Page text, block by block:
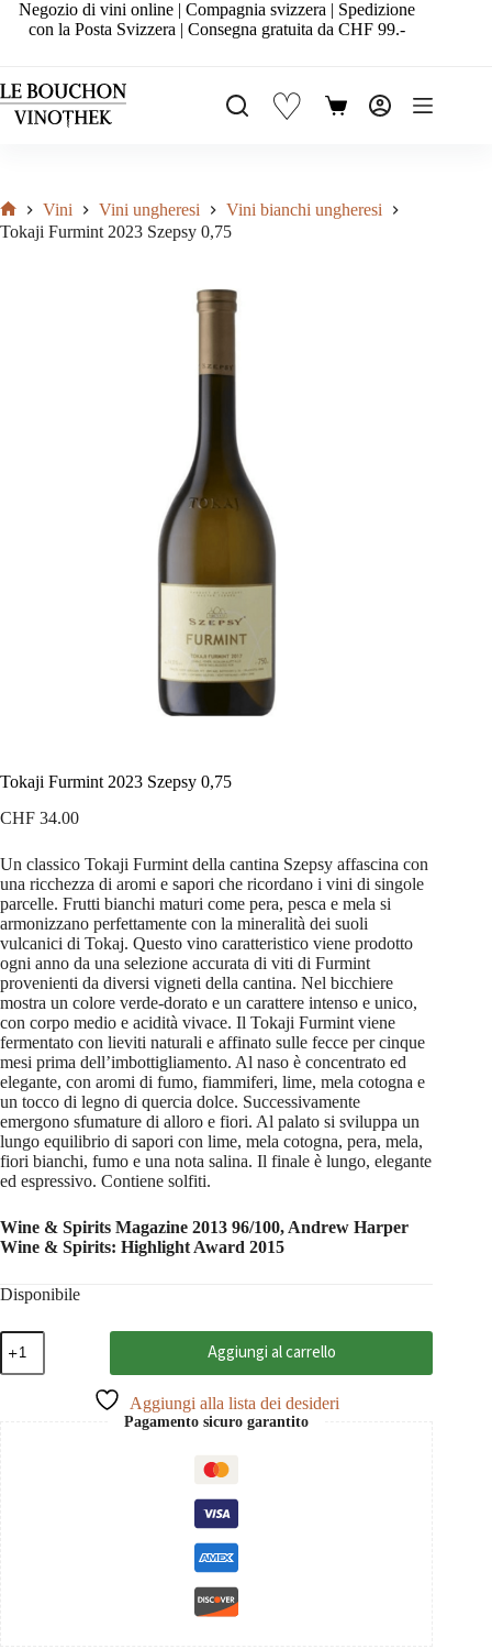
SaltaNegozio di vini online | Compagnia svizzera | Spedizione
con la Posta Svizzera | Consegna gratuita da CHF 99.-
♡ Carrello
Home
Vini Vini ungheresi
Vini bianchi ungheresi
Tokaji Furmint 2023 Szepsy 0,75
Tokaji Furmint 2023 Szepsy 0,75
CHF 34.00
Un classico Tokaji Furmint della cantina Szepsy affascina con
una ricchezza di aromi e sapori che ricordano i vini di singole
parcelle. Frutti bianchi maturi come pera, pesca e mela si
armonizzano perfettamente con la mineralità dei suoli
vulcanici di Tokaj. Questo vino caratteristico viene prodotto
ogni anno da una selezione accurata di viti di Furmint
provenienti da diversi vigneti della cantina. Nel bicchiere
mostra un colore verde-dorato e un carattere intenso e unico,
con corpo medio e acidità vivace. Il Tokaji Furmint viene
fermentato con lieviti naturali e affinato sulle fecce per cinque
mesi prima dell’imbottigliamento. Al naso è concentrato ed
elegante, con aromi di fumo, fiammiferi, lime, mela cotogna e
un tocco di legno di quercia dolce. Successivamente
emergono sfumature di alloro e fiori. Al palato si sviluppa un
lungo equilibrio di sapori con lime, mela cotogna, pera, mela,
fiori bianchi, fumo e una nota salina. Il finale è lungo, elegante
ed espressivo. Contiene solfiti.
Wine & Spirits Magazine 2013 96/100, Andrew Harper
Wine & Spirits: Highlight Award 2015
Disponibile
Tokaji
Furmint
2023
Aggiungi al carrello
Aggiungi alla lista dei desideri
Pagamento sicuro garantito